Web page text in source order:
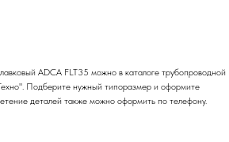
ADCA FLT35 можно в каталоге трубопроводной
Подберите нужный типоразмер и оформите
деталей также можно оформить по телефону.